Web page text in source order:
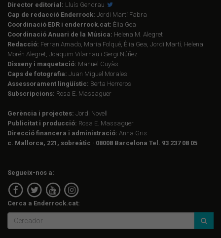
Director editorial: Lluís Gendrau
Cap de redacció Enderrock: Jordi Martí Fabra
Coordinació EDR i enderrock.cat: Èlia Gea
Coordinació Anuari de la Música: Helena M. Alegret
Redacció: Ferran Amado, Maria Folqué, Èlia Gea, Jordi Martí, Helena
Morén Alegret, Joaquim Vilarnau i Sergi Núñez
Disseny i maquetació: Manuel Cuyàs
Caps de fotografia: Juan Miguel Morales
Assessorament lingüístic: Berta Herreros
Subscripcions: Rosa E. Massaguer
Gerència i projectes: Jordi Novell
Publicitat i producció: Rosa E. Massaguer
Direcció financera i administració: Anna Gris
c. Mallorca, 221, sobreàtic · 08008 Barcelona Tel. 93 237 08 05
Segueix-nos a:
Cerca a Enderrock.cat: